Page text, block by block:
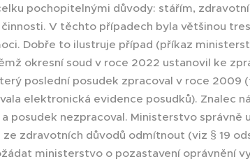
pochopitelnými důvody: stářím,
V těchto případech byla většinou
Dobře to ilustruje případ (příkaz
okresní soud v roce 2022 ustanovil ke
poslední posudek zpracoval v roce 2009
elektronická evidence posudků). Znalec
posudek nezpracoval. Ministerstvo správně
zdravotních důvodů odmítnout (viz § 19
ministerstvo o pozastavení oprávnění